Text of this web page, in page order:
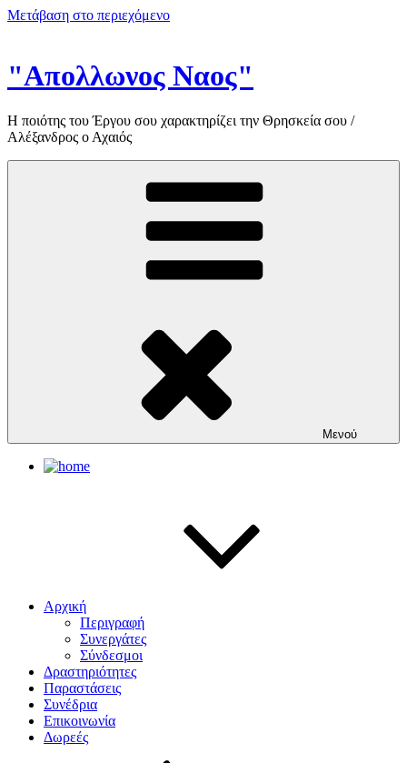
Μετάβαση στο περιεχόμενο
"Απολλωνος Ναος"
Η ποιότης του Έργου σου χαρακτηρίζει την Θρησκεία σου /
Αλέξανδρος ο Αχαιός
Μενού
Αρχική
Περιγραφή
Συνεργάτες
Σύνδεσμοι
Δραστηριότητες
Παραστάσεις
Συνέδρια
Επικοινωνία
Δωρεές